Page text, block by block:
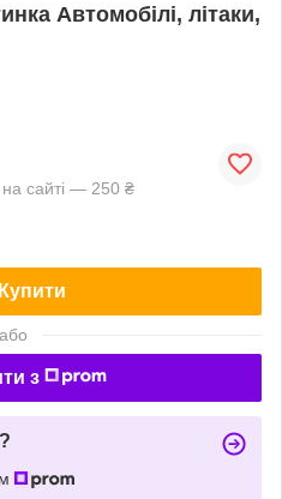
Автомобілі, літаки,
сайті — 250 ₴
Купити
або
з